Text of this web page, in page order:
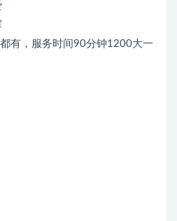
有，服务时间90分钟1200大一